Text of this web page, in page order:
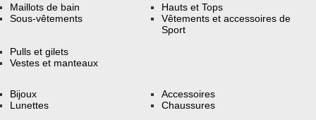
Maillots de bain
Sous-vêtements
Hauts et Tops
Vêtements et accessoires de
Sport
Pulls et gilets
Vestes et manteaux
Bijoux
Lunettes
Accessoires
Chaussures